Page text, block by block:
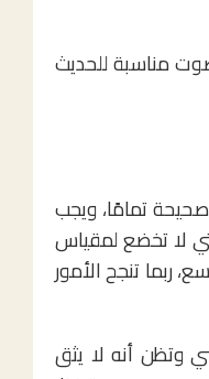
مناسبة للحديث
تمامًا، ويجب
لا تخضع لمقياس
ربما تنجح الأمور
وتظن أنه لا يثق